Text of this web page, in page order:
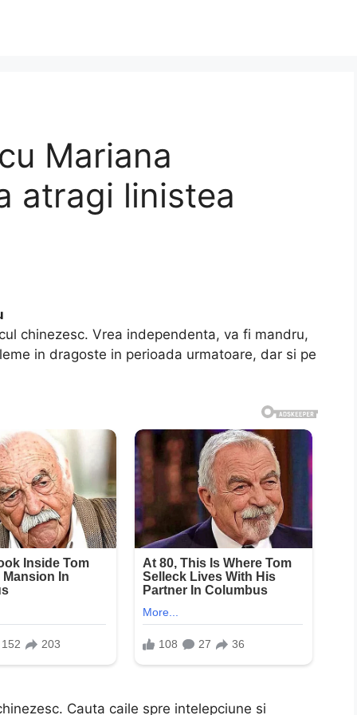
Mariana
atragi linistea
chinezesc. Vrea independenta, va fi mandru,
in dragoste in perioada urmatoare, dar si pe
Cauta caile spre intelepciune si